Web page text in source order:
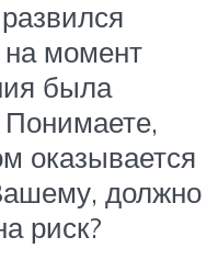
на момент
была
оказывается
должно
риск?